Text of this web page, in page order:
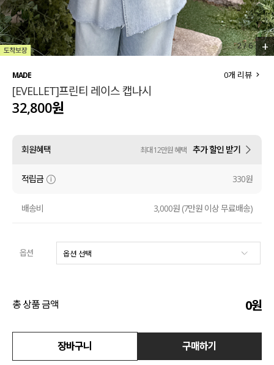
살안타템
110사이즈
티셔츠
셔츠
원피스
니트
스커트
언더웨어
2/6 +
MADE
[EVELLET]프린티 레이스 캡나시
0개 리뷰
32,800원
회원혜택 최대 12만원 혜택 추가 할인 받기
적립금 330원
배송비 3,000원 (7만원 이상 무료배송)
옵션
총 상품 금액 0원
장바구니 구매하기